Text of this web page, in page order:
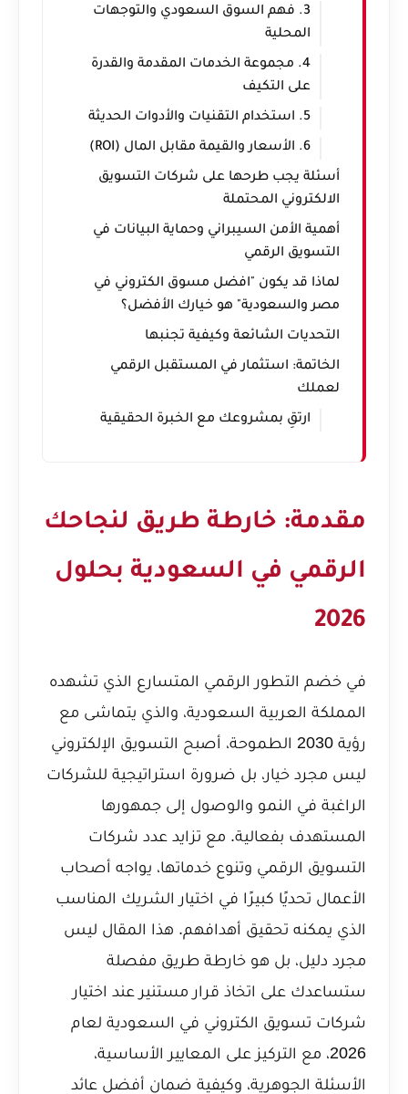
3. فهم السوق السعودي والتوجهات
المحلية
4. مجموعة الخدمات المقدمة والقدرة
على التكيف
5. استخدام التقنيات والأدوات الحديثة
6. الأسعار والقيمة مقابل المال (ROI)
أسئلة يجب طرحها على شركات التسويق
الالكتروني المحتملة
أهمية الأمن السيبراني وحماية البيانات في
التسويق الرقمي
لماذا قد يكون "افضل مسوق الكتروني في
مصر والسعودية" هو خيارك الأفضل؟
التحديات الشائعة وكيفية تجنبها
الخاتمة: استثمار في المستقبل الرقمي
لعملك
ارتقِ بمشروعك مع الخبرة الحقيقية
مقدمة: خارطة طريق لنجاحك
الرقمي في السعودية بحلول
2026
في خضم التطور الرقمي المتسارع الذي تشهده
المملكة العربية السعودية، والذي يتماشى مع
رؤية 2030 الطموحة، أصبح التسويق الإلكتروني
ليس مجرد خيار، بل ضرورة استراتيجية للشركات
الراغبة في النمو والوصول إلى جمهورها
المستهدف بفعالية. مع تزايد عدد شركات
التسويق الرقمي وتنوع خدماتها، يواجه أصحاب
الأعمال تحديًا كبيرًا في اختيار الشريك المناسب
الذي يمكنه تحقيق أهدافهم. هذا المقال ليس
مجرد دليل، بل هو خارطة طريق مفصلة
ستساعدك على اتخاذ قرار مستنير عند اختيار
شركات تسويق الكتروني في السعودية لعام
2026، مع التركيز على المعايير الأساسية،
الأسئلة الجوهرية، وكيفية ضمان أفضل عائد